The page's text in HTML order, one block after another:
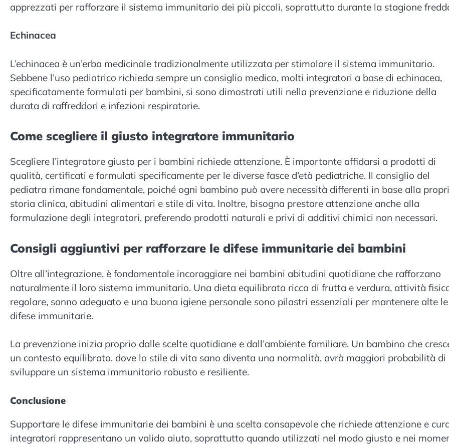
apprezzati per rafforzare il sistema immunitario dei più piccoli, soprattutto durante la stagione
Echinacea
L’echinacea è un’erba medicinale tradizionalmente utilizzata per stimolare il sistema immunitario.
Sebbene l’uso pediatrico richieda sempre un consiglio medico, molti integratori a base di echinacea,
specificatamente formulati per bambini, si sono dimostrati utili nella prevenzione e riduzione della
durata di raffreddori e infezioni respiratorie.
Come scegliere il giusto integratore immunitario
Scegliere l’integratore giusto per i bambini richiede attenzione. È importante affidarsi a prodotti di
qualità, certificati e formulati specificamente per le diverse fasce d’età pediatriche. Il consiglio del
pediatra rimane fondamentale, poiché ogni bambino può avere necessità differenti in base alla
storia clinica, abitudini alimentari e stile di vita. Inoltre, bisogna prestare attenzione anche alla
formulazione degli integratori, preferendo prodotti naturali e privi di additivi chimici non necessari.
Consigli aggiuntivi per rafforzare le difese immunitarie dei bambini
Oltre all’integrazione, è fondamentale incoraggiare nei bambini abitudini quotidiane che rafforzano
naturalmente il loro sistema immunitario. Una dieta equilibrata ricca di frutta e verdura, attività
regolare, sonno adeguato e una buona igiene personale sono pilastri essenziali per mantenere alte le
difese immunitarie.
La prevenzione inizia proprio dalle scelte quotidiane e dall’ambiente familiare. Un bambino che
un contesto equilibrato, dove lo stile di vita sano diventa una normalità, avrà maggiori probabilità di
sviluppare un sistema immunitario robusto e resiliente.
Conclusione
Supportare le difese immunitarie dei bambini è una scelta consapevole che richiede attenzione e
integratori rappresentano un valido aiuto, soprattutto quando utilizzati nel modo giusto e nei